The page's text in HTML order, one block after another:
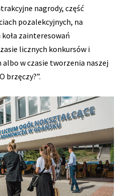
nagrody, część
pozalekcyjnych, na
zainteresowań
licznych konkursów i
w czasie tworzenia naszej
brzęczy?”.